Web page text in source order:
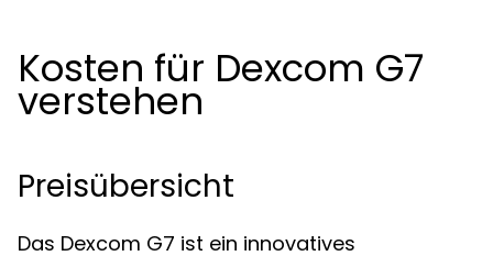
Kosten für Dexcom G7
verstehen
Preisübersicht
Das Dexcom G7 ist ein innovatives